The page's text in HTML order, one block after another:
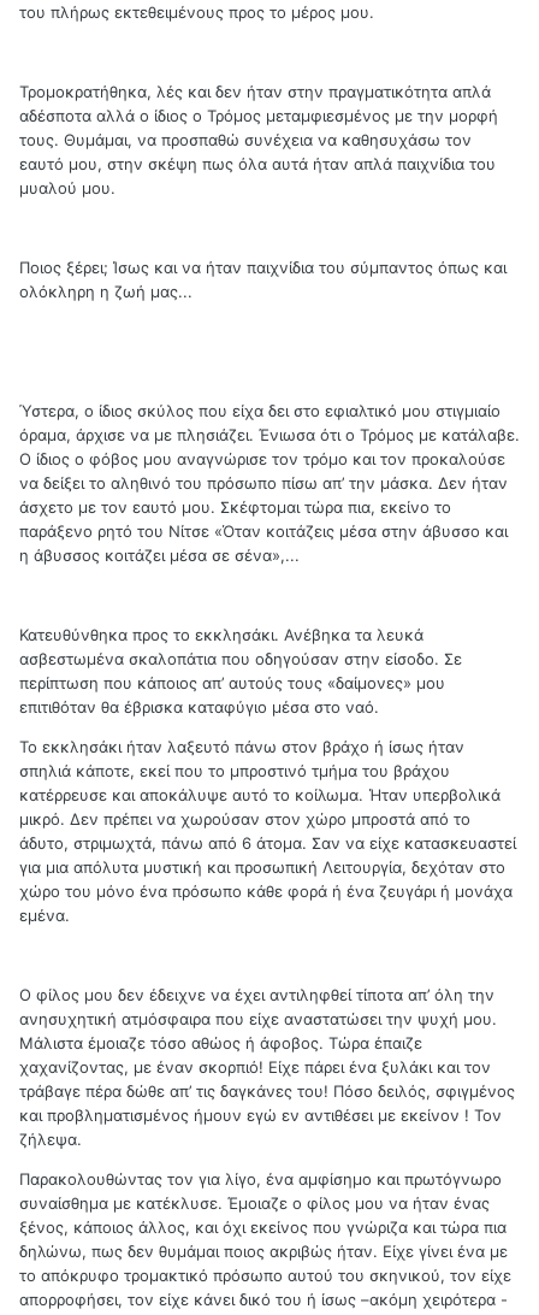
του πλήρως εκτεθειμένους προς το μέρος μου.
Τρομοκρατήθηκα, λές και δεν ήταν στην πραγματικότητα απλά
αδέσποτα αλλά ο ίδιος ο Τρόμος μεταμφιεσμένος με την μορφή
τους. Θυμάμαι, να προσπαθώ συνέχεια να καθησυχάσω τον
εαυτό μου, στην σκέψη πως όλα αυτά ήταν απλά παιχνίδια του
μυαλού μου.
Ποιος ξέρει; Ίσως και να ήταν παιχνίδια του σύμπαντος όπως και
ολόκληρη η ζωή μας...
Ύστερα, ο ίδιος σκύλος που είχα δει στο εφιαλτικό μου στιγμιαίο
όραμα, άρχισε να με πλησιάζει. Ένιωσα ότι ο Τρόμος με κατάλαβε.
Ο ίδιος ο φόβος μου αναγνώρισε τον τρόμο και τον προκαλούσε
να δείξει το αληθινό του πρόσωπο πίσω απ’ την μάσκα. Δεν ήταν
άσχετο με τον εαυτό μου. Σκέφτομαι τώρα πια, εκείνο το
παράξενο ρητό του Νίτσε «Όταν κοιτάζεις μέσα στην άβυσσο και
η άβυσσος κοιτάζει μέσα σε σένα»,...
Κατευθύνθηκα προς το εκκλησάκι. Ανέβηκα τα λευκά
ασβεστωμένα σκαλοπάτια που οδηγούσαν στην είσοδο. Σε
περίπτωση που κάποιος απ’ αυτούς τους «δαίμονες» μου
επιτιθόταν θα έβρισκα καταφύγιο μέσα στο ναό.
Το εκκλησάκι ήταν λαξευτό πάνω στον βράχο ή ίσως ήταν
σπηλιά κάποτε, εκεί που το μπροστινό τμήμα του βράχου
κατέρρευσε και αποκάλυψε αυτό το κοίλωμα. Ήταν υπερβολικά
μικρό. Δεν πρέπει να χωρούσαν στον χώρο μπροστά από το
άδυτο, στριμωχτά, πάνω από 6 άτομα. Σαν να είχε κατασκευαστεί
για μια απόλυτα μυστική και προσωπική Λειτουργία, δεχόταν στο
χώρο του μόνο ένα πρόσωπο κάθε φορά ή ένα ζευγάρι ή μονάχα
εμένα.
Ο φίλος μου δεν έδειχνε να έχει αντιληφθεί τίποτα απ’ όλη την
ανησυχητική ατμόσφαιρα που είχε αναστατώσει την ψυχή μου.
Μάλιστα έμοιαζε τόσο αθώος ή άφοβος. Τώρα έπαιζε
χαχανίζοντας, με έναν σκορπιό! Είχε πάρει ένα ξυλάκι και τον
τράβαγε πέρα δώθε απ’ τις δαγκάνες του! Πόσο δειλός, σφιγμένος
και προβληματισμένος ήμουν εγώ εν αντιθέσει με εκείνον ! Τον
ζήλεψα.
Παρακολουθώντας τον για λίγο, ένα αμφίσημο και πρωτόγνωρο
συναίσθημα με κατέκλυσε. Έμοιαζε ο φίλος μου να ήταν ένας
ξένος, κάποιος άλλος, και όχι εκείνος που γνώριζα και τώρα πια
δηλώνω, πως δεν θυμάμαι ποιος ακριβώς ήταν. Είχε γίνει ένα με
το απόκρυφο τρομακτικό πρόσωπο αυτού του σκηνικού, τον είχε
απορροφήσει, τον είχε κάνει δικό του ή ίσως –ακόμη χειρότερα -